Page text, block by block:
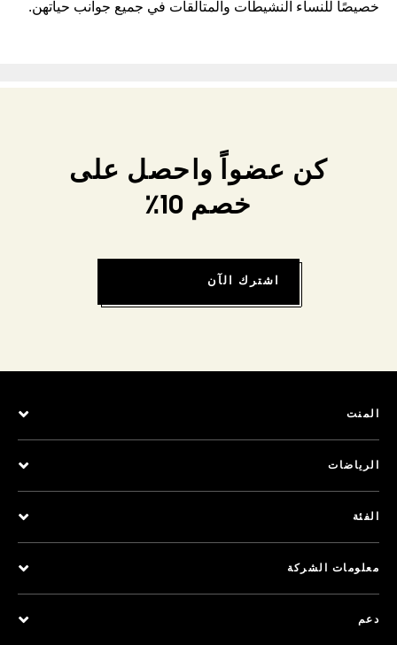
خصيصًا للنساء النشيطات والمتألقات في جميع جوانب حياتهن.
كن عضواً واحصل على
خصم 10٪
اشترك الآن
المنت
الرياضات
الفئة
معلومات الشركة
دعم